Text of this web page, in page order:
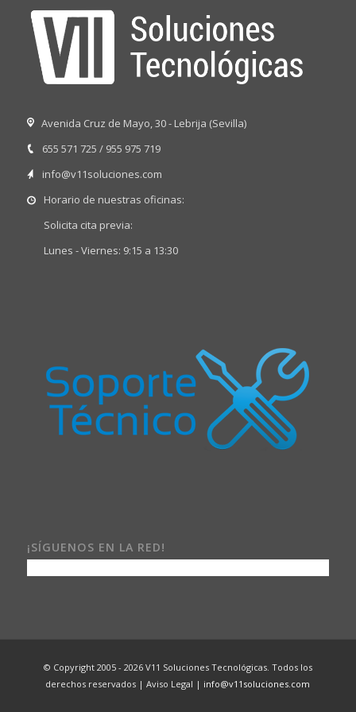
Avenida Cruz de Mayo, 30 - Lebrija (Sevilla)
655 571 725 / 955 975 719
info@v11soluciones.com
Horario de nuestras oficinas:
Solicita cita previa:
Lunes - Viernes: 9:15 a 13:30
¡SÍGUENOS EN LA RED!
© Copyright 2005 - 2026 V11 Soluciones Tecnológicas. Todos los
derechos reservados | Aviso Legal | info@v11soluciones.com